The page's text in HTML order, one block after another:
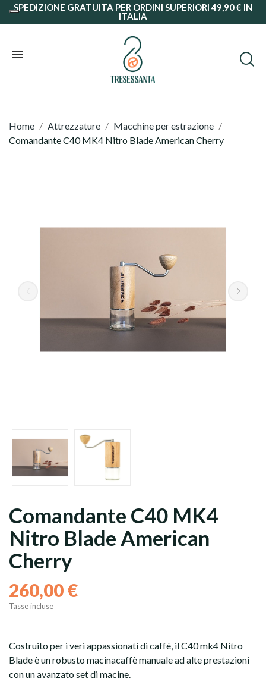
SPEDIZIONE GRATUITA PER ORDINI SUPERIORI 49,90 € IN
ITALIA
Macinato
Home Attrezzature
Macchine per estrazione
Comandante C40 MK4 Nitro Blade American Cherry
Comandante C40 MK4
Nitro Blade American
Cherry
260,00 €
Tasse incluse
Costruito per i veri appassionati di caffè, il C40 mk4 Nitro
Blade è un robusto macinacaffè manuale ad alte prestazioni
con un avanzato set di macine.